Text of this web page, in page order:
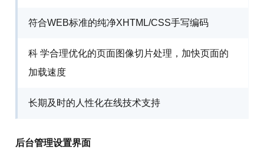
符合WEB标准的纯净XHTML/CSS手写编码
科 学合理优化的页面图像切片处理，加快页面的
加载速度
长期及时的人性化在线技术支持
后台管理设置界面